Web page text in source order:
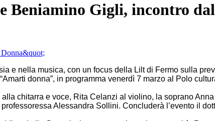
Beniamino Gigli, incontro
e nella musica, con un focus della Lilt di Fermo sulla
donna”, in programma venerdì 7 marzo al Polo
chitarra e voce, Rita Celanzi al violino, la soprano
Alessandra Sollini. Concluderà l’evento il